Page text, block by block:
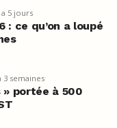
a 5 jours
: ce qu’on a loupé
3 semaines
» portée à 500